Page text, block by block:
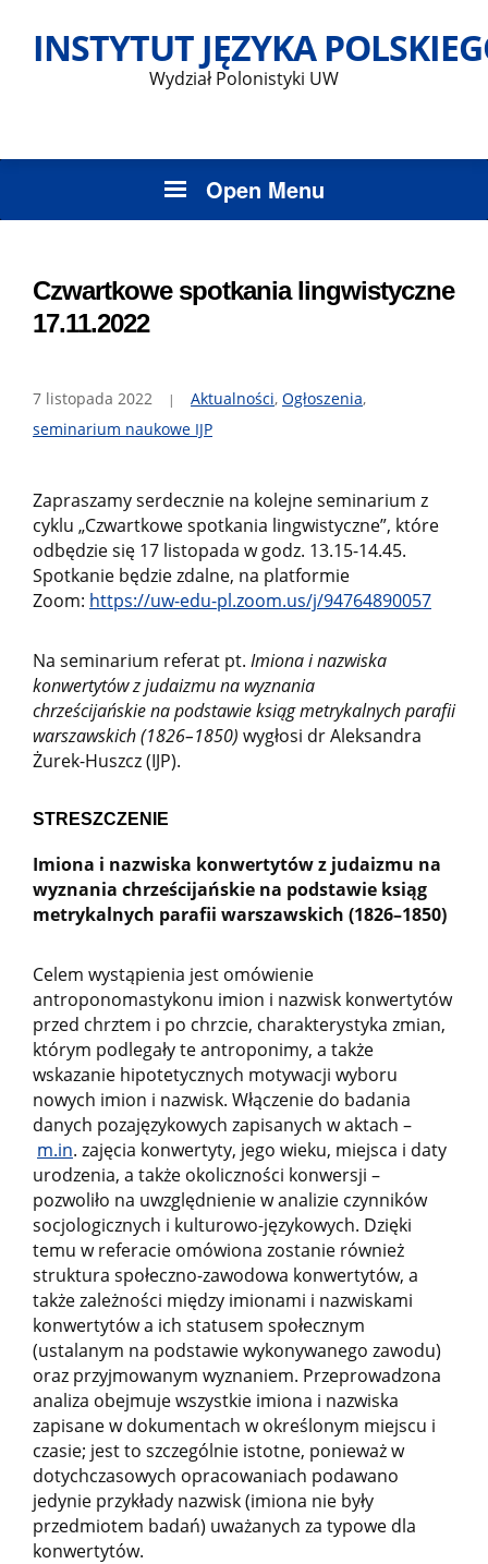
to
content
INSTYTUT JĘZYKA
Wydział Polonistyki UW
Open Menu
Czwartkowe spotkania lingwistyczne
17.11.2022
7 listopada 2022 Aktualności, Ogłoszenia,
seminarium naukowe IJP
Zapraszamy serdecznie na kolejne seminarium z
cyklu „Czwartkowe spotkania lingwistyczne”, które
odbędzie się 17 listopada w godz. 13.15-14.45.
Spotkanie będzie zdalne, na platformie
Zoom: https://uw-edu-pl.zoom.us/j/94764890057
Na seminarium referat pt. Imiona i nazwiska
konwertytów z judaizmu na wyznania
chrześcijańskie na podstawie ksiąg metrykalnych parafii
warszawskich (1826–1850) wygłosi dr Aleksandra
Żurek-Huszcz (IJP).
STRESZCZENIE
Imiona i nazwiska konwertytów z judaizmu na
wyznania chrześcijańskie na podstawie ksiąg
metrykalnych parafii warszawskich (1826–1850)
Celem wystąpienia jest omówienie
antroponomastykonu imion i nazwisk konwertytów
przed chrztem i po chrzcie, charakterystyka zmian,
którym podlegały te antroponimy, a także
wskazanie hipotetycznych motywacji wyboru
nowych imion i nazwisk. Włączenie do badania
danych pozajęzykowych zapisanych w aktach –
m.in. zajęcia konwertyty, jego wieku, miejsca i daty
urodzenia, a także okoliczności konwersji –
pozwoliło na uwzględnienie w analizie czynników
socjologicznych i kulturowo-językowych. Dzięki
temu w referacie omówiona zostanie również
struktura społeczno-zawodowa konwertytów, a
także zależności między imionami i nazwiskami
konwertytów a ich statusem społecznym
(ustalanym na podstawie wykonywanego zawodu)
oraz przyjmowanym wyznaniem. Przeprowadzona
analiza obejmuje wszystkie imiona i nazwiska
zapisane w dokumentach w określonym miejscu i
czasie; jest to szczególnie istotne, ponieważ w
dotychczasowych opracowaniach podawano
jedynie przykłady nazwisk (imiona nie były
przedmiotem badań) uważanych za typowe dla
konwertytów.